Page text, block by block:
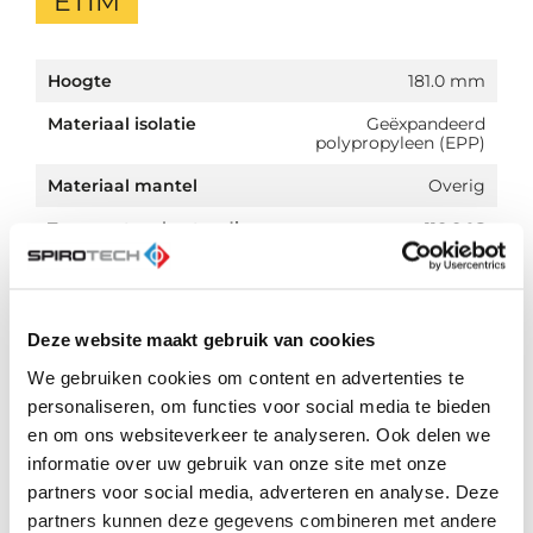
Deze website maakt gebruik van cookies
We gebruiken cookies om content en advertenties te
personaliseren, om functies voor social media te bieden
en om ons websiteverkeer te analyseren. Ook delen we
informatie over uw gebruik van onze site met onze
partners voor social media, adverteren en analyse. Deze
partners kunnen deze gegevens combineren met andere
Hoogte
181.0 mm
Materiaal isolatie
Geëxpandeerd
polypropyleen (EPP)
Materiaal mantel
Overig
Temperatuurbestendig
tot
110.0 °C
Diameter
Downloads